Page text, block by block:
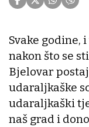
Svake godine,
nakon što se
Bjelovar
udaraljkaške
udaraljkaški
naš grad i